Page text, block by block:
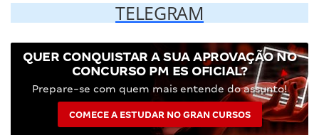
TELEGRAM
QUER CONQUISTAR A SUA APROVAÇÃO NO
CONCURSO PM ES OFICIAL?
Prepare-se com quem mais entende do assunto!
COMECE A ESTUDAR NO GRAN CURSOS